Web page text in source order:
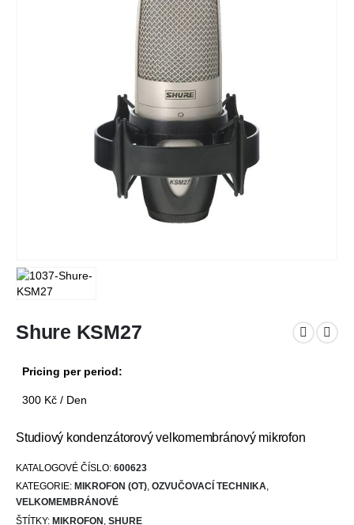
Shure KSM27
Pricing per period:
300 Kč / Den
Studiový kondenzátorový velkomembránový mikrofon
KATALOGOVÉ ČÍSLO: 600623
KATEGORIE: MIKROFON (OT), OZVUČOVACÍ TECHNIKA,
VELKOMEMBRÁNOVÉ
ŠTÍTKY: MIKROFON SHURE